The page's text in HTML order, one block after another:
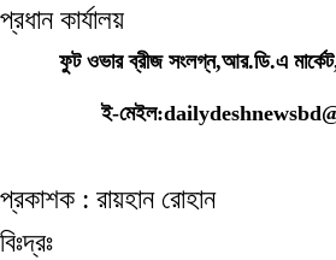
প্রধান কার্যালয়
ফুট ওভার ব্রীজ সংলগ্ন,আর.ডি.এ
ই-
প্রকাশক : রায়হান রোহান
বিঃদ্রঃ